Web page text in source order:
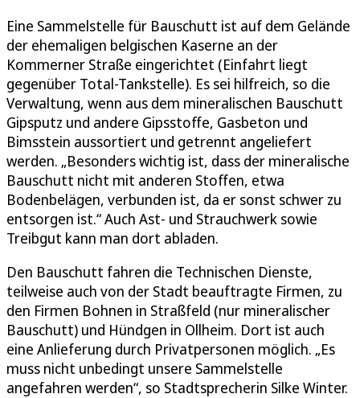
Eine Sammelstelle für Bauschutt ist auf dem Gelände
der ehemaligen belgischen Kaserne an der
Kommerner Straße eingerichtet (Einfahrt liegt
gegenüber Total-Tankstelle). Es sei hilfreich, so die
Verwaltung, wenn aus dem mineralischen Bauschutt
Gipsputz und andere Gipsstoffe, Gasbeton und
Bimsstein aussortiert und getrennt angeliefert
werden. „Besonders wichtig ist, dass der mineralische
Bauschutt nicht mit anderen Stoffen, etwa
Bodenbelägen, verbunden ist, da er sonst schwer zu
entsorgen ist.“ Auch Ast- und Strauchwerk sowie
Treibgut kann man dort abladen.
Den Bauschutt fahren die Technischen Dienste,
teilweise auch von der Stadt beauftragte Firmen, zu
den Firmen Bohnen in Straßfeld (nur mineralischer
Bauschutt) und Hündgen in Ollheim. Dort ist auch
eine Anlieferung durch Privatpersonen möglich. „Es
muss nicht unbedingt unsere Sammelstelle
angefahren werden“, so Stadtsprecherin Silke Winter.